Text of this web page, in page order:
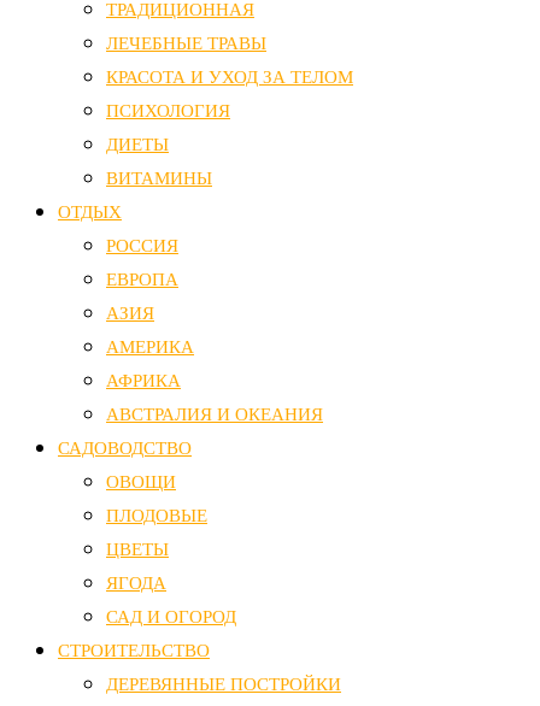
ТРАДИЦИОННАЯ
ЛЕЧЕБНЫЕ ТРАВЫ
КРАСОТА И УХОД ЗА ТЕЛОМ
ПСИХОЛОГИЯ
ДИЕТЫ
ВИТАМИНЫ
ОТДЫХ
РОССИЯ
ЕВРОПА
АЗИЯ
АМЕРИКА
АФРИКА
АВСТРАЛИЯ И ОКЕАНИЯ
САДОВОДСТВО
ОВОЩИ
ПЛОДОВЫЕ
ЦВЕТЫ
ЯГОДА
САД И ОГОРОД
СТРОИТЕЛЬСТВО
ДЕРЕВЯННЫЕ ПОСТРОЙКИ